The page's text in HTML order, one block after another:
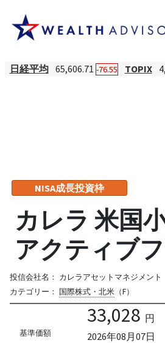
日経平均 65,606.71 -76.55 TOPIX
NISA成長投資枠
カレラ 米国
アクティブ
投信会社名： カレラアセットマネジメント
カテゴリー： 国際株式・北米（F）
基準価額
33,028 円
2026年08月07日